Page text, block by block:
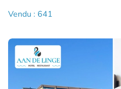
Vendu : 641